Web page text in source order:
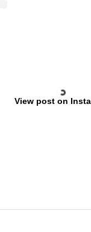
View post on